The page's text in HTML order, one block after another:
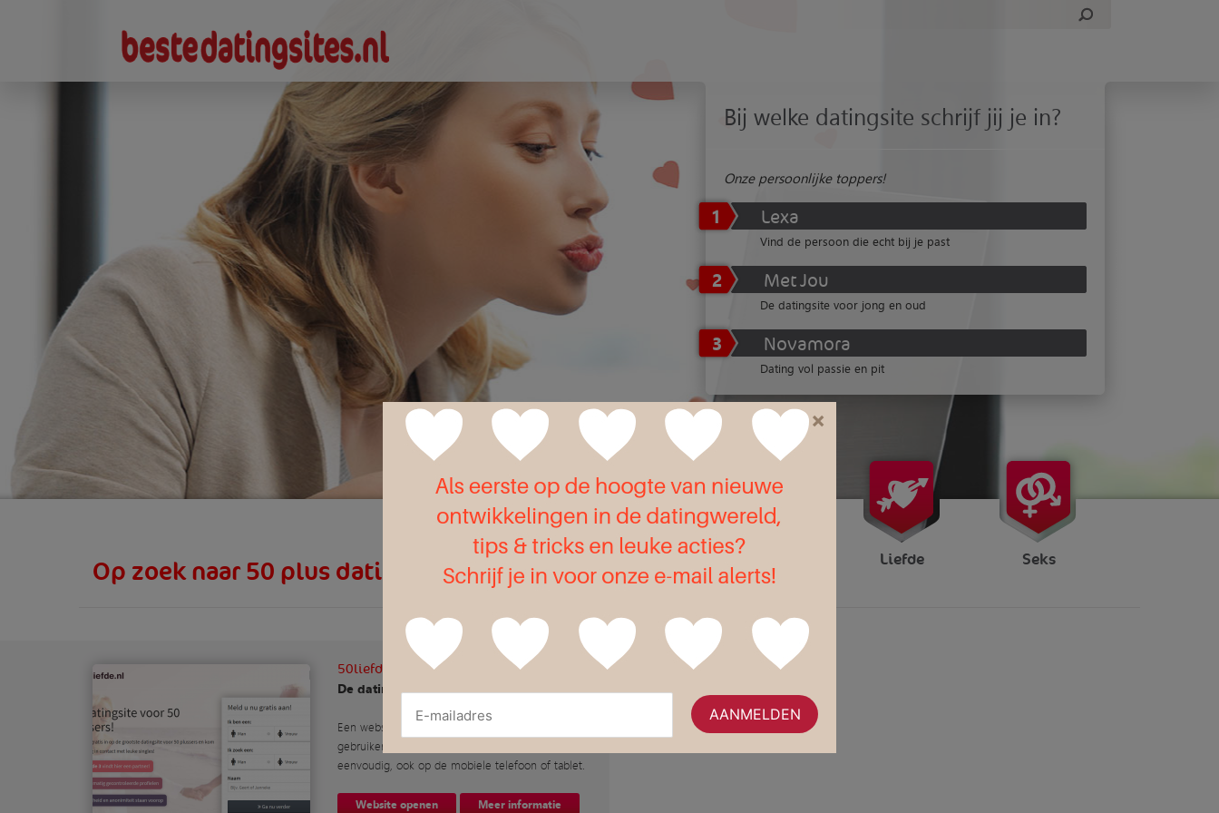
Bij welke datingsite schrijf jij je in?
Onze persoonlijke toppers!
1 Lexa
Vind de persoon die echt bij je past
2 Met Jou
De datingsite voor jong en oud
3 Novamora
Dating vol passie en pit
Liefde Seks
Op zoek naar 50 plus dating?
50liefde
De datingsite voor 50-plussers!
Een website waar de ervaren en minder ervaren
gebruiker goed uit de voeten kan. Overzichtelijk en
eenvoudig, ook op de mobiele telefoon of tablet.
Website openen Meer informatie
×